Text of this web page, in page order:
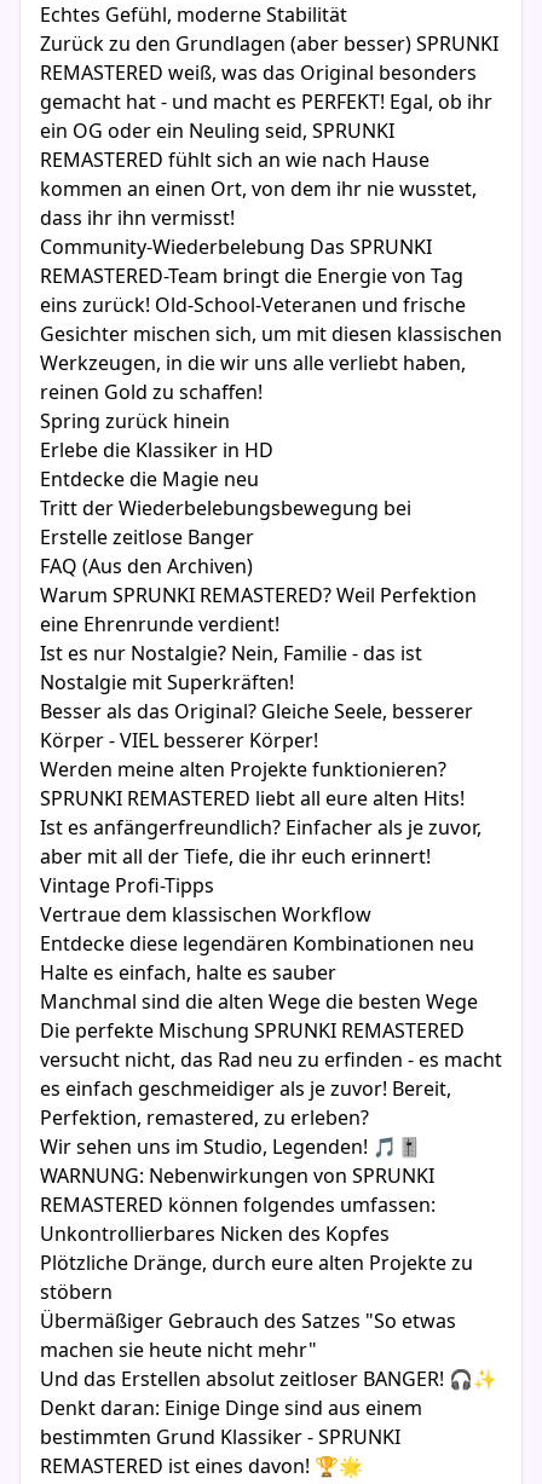
Echtes Gefühl, moderne Stabilität
Zurück zu den Grundlagen (aber besser) SPRUNKI
REMASTERED weiß, was das Original besonders
gemacht hat - und macht es PERFEKT! Egal, ob ihr
ein OG oder ein Neuling seid, SPRUNKI
REMASTERED fühlt sich an wie nach Hause
kommen an einen Ort, von dem ihr nie wusstet,
dass ihr ihn vermisst!
Community-Wiederbelebung Das SPRUNKI
REMASTERED-Team bringt die Energie von Tag
eins zurück! Old-School-Veteranen und frische
Gesichter mischen sich, um mit diesen klassischen
Werkzeugen, in die wir uns alle verliebt haben,
reinen Gold zu schaffen!
Spring zurück hinein
Erlebe die Klassiker in HD
Entdecke die Magie neu
Tritt der Wiederbelebungsbewegung bei
Erstelle zeitlose Banger
FAQ (Aus den Archiven)
Warum SPRUNKI REMASTERED? Weil Perfektion
eine Ehrenrunde verdient!
Ist es nur Nostalgie? Nein, Familie - das ist
Nostalgie mit Superkräften!
Besser als das Original? Gleiche Seele, besserer
Körper - VIEL besserer Körper!
Werden meine alten Projekte funktionieren?
SPRUNKI REMASTERED liebt all eure alten Hits!
Ist es anfängerfreundlich? Einfacher als je zuvor,
aber mit all der Tiefe, die ihr euch erinnert!
Vintage Profi-Tipps
Vertraue dem klassischen Workflow
Entdecke diese legendären Kombinationen neu
Halte es einfach, halte es sauber
Manchmal sind die alten Wege die besten Wege
Die perfekte Mischung SPRUNKI REMASTERED
versucht nicht, das Rad neu zu erfinden - es macht
es einfach geschmeidiger als je zuvor! Bereit,
Perfektion, remastered, zu erleben?
Wir sehen uns im Studio, Legenden! 🎵🎚️
WARNUNG: Nebenwirkungen von SPRUNKI
REMASTERED können folgendes umfassen:
Unkontrollierbares Nicken des Kopfes
Plötzliche Dränge, durch eure alten Projekte zu
stöbern
Übermäßiger Gebrauch des Satzes "So etwas
machen sie heute nicht mehr"
Und das Erstellen absolut zeitloser BANGER! 🎧✨
Denkt daran: Einige Dinge sind aus einem
bestimmten Grund Klassiker - SPRUNKI
REMASTERED ist eines davon! 🏆🌟